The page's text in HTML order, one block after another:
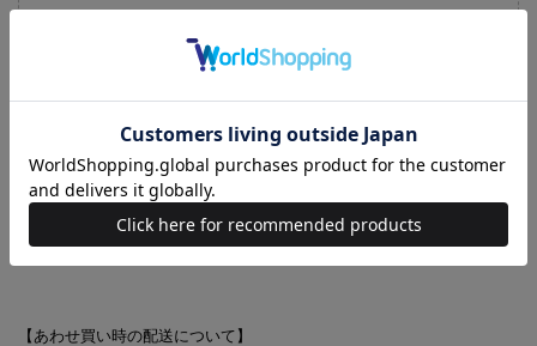
難しい計算は不要、まずは朝にたんぱく質の入ったメニューを
１品加えるところから始めましょう。食材別のたんぱく質レシ
たんぱく質を体に満たして
「年だから」とあきらめていた悩みから解放されよう
なんとなく不調／睡眠／免疫力／いつまでも歩ける体になる／
血糖値・エネルギー代謝の改善／肌と髪のきれいが続く／認知
【あわせ買い時の配送について】